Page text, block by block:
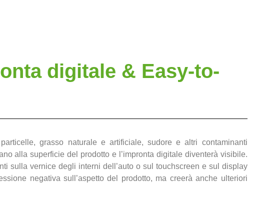
digitale & Easy-to-
grasso naturale e artificiale, sudore e altri contaminanti
alla superficie del prodotto e l’impronta digitale diventerà visibile.
sulla vernice degli interni dell’auto o sul touchscreen e sul display
negativa sull’aspetto del prodotto, ma creerà anche ulteriori